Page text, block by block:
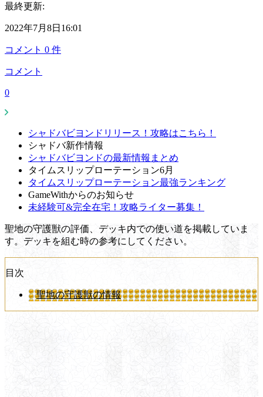
最終更新:
2022年7月8日16:01
コメント 0 件
コメント
0
シャドバビヨンドリリース！攻略はこちら！
シャドバ新作情報
シャドバビヨンドの最新情報まとめ
タイムスリップローテーション6月
タイムスリップローテーション最強ランキング
GameWithからのお知らせ
未経験可&完全在宅！攻略ライター募集！
聖地の守護獣の評価、デッキ内での使い道を掲載していま
す。デッキを組む時の参考にしてください。
目次
聖地の守護獣の情報